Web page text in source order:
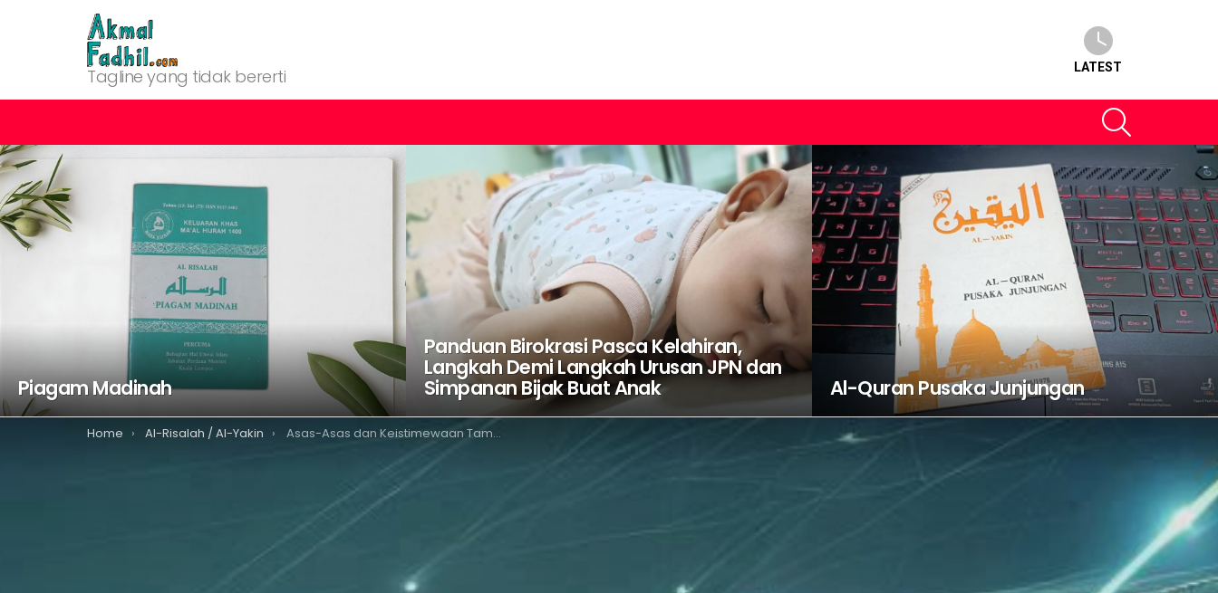
Tagline yang tidak bererti LATEST
MOST
SHARED
STORIES
Piagam Madinah
Panduan Birokrasi Pasca Kelahiran,
Langkah Demi Langkah Urusan JPN dan
Simpanan Bijak Buat Anak Al-Quran Pusaka Junjungan
You are here:
Home Al-Risalah / Al-Yakin Asas-Asas dan Keistimewaan Tamadun Islam: Prinsip, Nilai, dan Kepelbagaian